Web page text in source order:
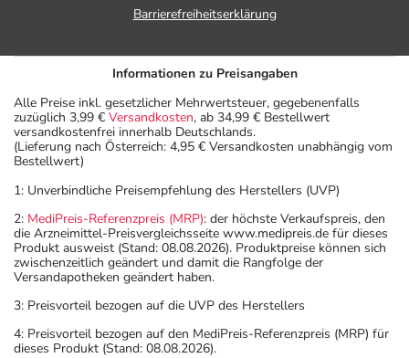
Barrierefreiheitserklärung
Informationen zu Preisangaben
Alle Preise inkl. gesetzlicher Mehrwertsteuer, gegebenenfalls
zuzüglich 3,99 € Versandkosten, ab 34,99 € Bestellwert
versandkostenfrei innerhalb Deutschlands.
(Lieferung nach Österreich: 4,95 € Versandkosten unabhängig vom
Bestellwert)
1: Unverbindliche Preisempfehlung des Herstellers (UVP)
2: MediPreis-Referenzpreis (MRP): der höchste Verkaufspreis, den
die Arzneimittel-Preisvergleichsseite www.medipreis.de für dieses
Produkt ausweist (Stand: 08.08.2026). Produktpreise können sich
zwischenzeitlich geändert und damit die Rangfolge der
Versandapotheken geändert haben.
3: Preisvorteil bezogen auf die UVP des Herstellers
4: Preisvorteil bezogen auf den MediPreis-Referenzpreis (MRP) für
dieses Produkt (Stand: 08.08.2026).